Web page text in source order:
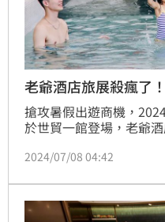
老爺酒店旅展殺瘋了
搶攻暑假出遊商機，
於世貿一館登場，老爺
包含五張一套的台南老
價；知本老爺酒店推出
券」，含早餐再加贈
2024/07/08 04:42